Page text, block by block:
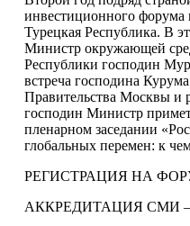
инвестиционного форума
Турецкая Республика. В
Министр окружающей
Республики господин
встреча господина
Правительства Москвы и
господин Министр примет
пленарном заседании
глобальных перемен: к
РЕГИСТРАЦИЯ НА
АККРЕДИТАЦИЯ СМИ